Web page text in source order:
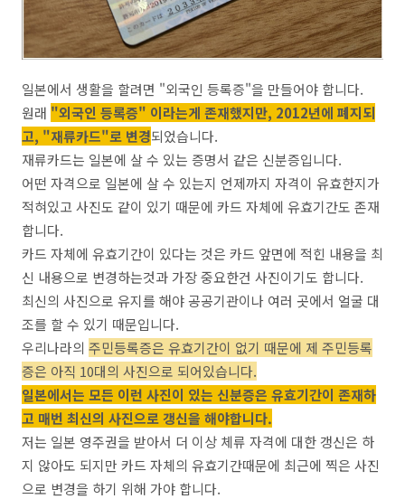
일본에서 생활을 할려면 "외국인 등록증"을 만들어야 합니다.
원래 "외국인 등록증" 이라는게 존재했지만, 2012년에 폐지되
고, "재류카드"로 변경되었습니다.
재류카드는 일본에 살 수 있는 증명서 같은 신분증입니다.
어떤 자격으로 일본에 살 수 있는지 언제까지 자격이 유효한지가
적혀있고 사진도 같이 있기 때문에 카드 자체에 유효기간도 존재
합니다.
카드 자체에 유효기간이 있다는 것은 카드 앞면에 적힌 내용을 최
신 내용으로 변경하는것과 가장 중요한건 사진이기도 합니다.
최신의 사진으로 유지를 해야 공공기관이나 여러 곳에서 얼굴 대
조를 할 수 있기 때문입니다.
우리나라의 주민등록증은 유효기간이 없기 때문에 제 주민등록
증은 아직 10대의 사진으로 되어있습니다.
일본에서는 모든 이런 사진이 있는 신분증은 유효기간이 존재하
고 매번 최신의 사진으로 갱신을 해야합니다.
저는 일본 영주권을 받아서 더 이상 체류 자격에 대한 갱신은 하
지 않아도 되지만 카드 자체의 유효기간때문에 최근에 찍은 사진
으로 변경을 하기 위해 가야 합니다.